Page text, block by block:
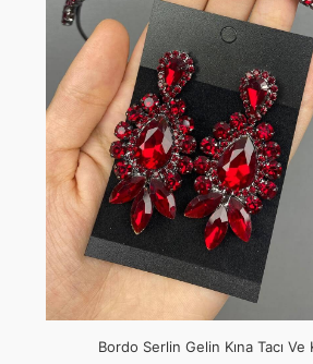
Bordo Serlin Gelin Kına Tacı Ve